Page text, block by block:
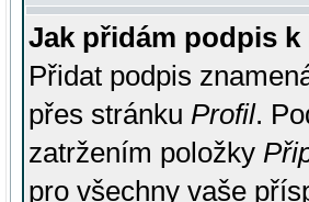
Jak přidám podpis
Přidat podpis
přes stránku Profil.
zatržením položky
pro všechny vaše